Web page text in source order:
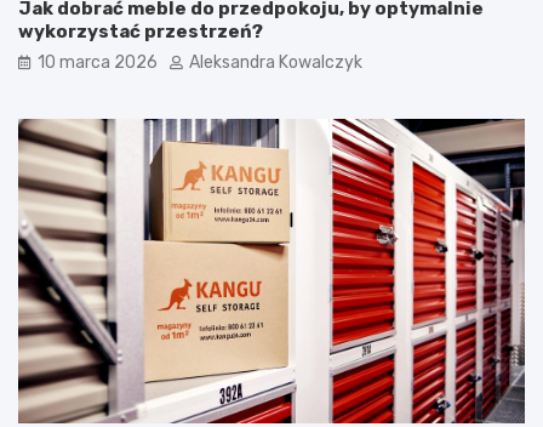
e
n
a
r
o
w
e
r
a
c
h
p
o
P
o
y
h
u
r
o
d
z
i
n
p
r
a
c
o
w
Jak dobrać meble do przedpokoju, by optymalnie
wykorzystać przestrzeń?
10 marca 2026 Aleksandra Kowalczyk